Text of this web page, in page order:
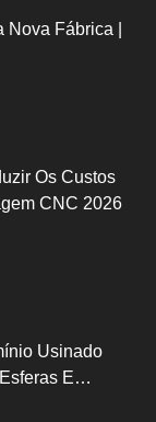
Fábrica |
Os Custos
CNC 2026
Usinado
E